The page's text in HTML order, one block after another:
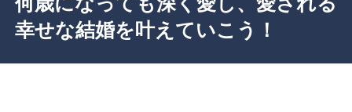
幸せな結婚を叶えていこう！